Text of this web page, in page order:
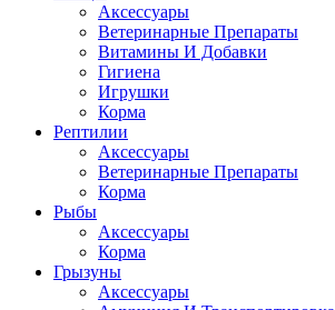
Аксессуары
Ветеринарные Препараты
Витамины И Добавки
Гигиена
Игрушки
Корма
Рептилии
Аксессуары
Ветеринарные Препараты
Корма
Рыбы
Аксессуары
Корма
Грызуны
Аксессуары